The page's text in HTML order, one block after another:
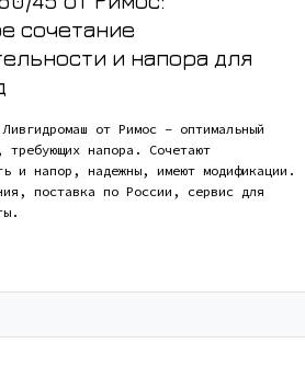
сочетание
и напора для
от Римос – оптимальный
требующих напора. Сочетают
и напор, надежны, имеют модификации.
поставка по России, сервис для